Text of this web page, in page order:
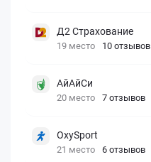
Д2 Страхование
19 место 10 отзывов
АйАйСи
20 место 7 отзывов
OxySport
21 место 6 отзывов